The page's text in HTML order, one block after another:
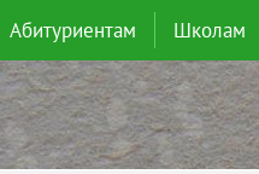
Абитуриентам Школам